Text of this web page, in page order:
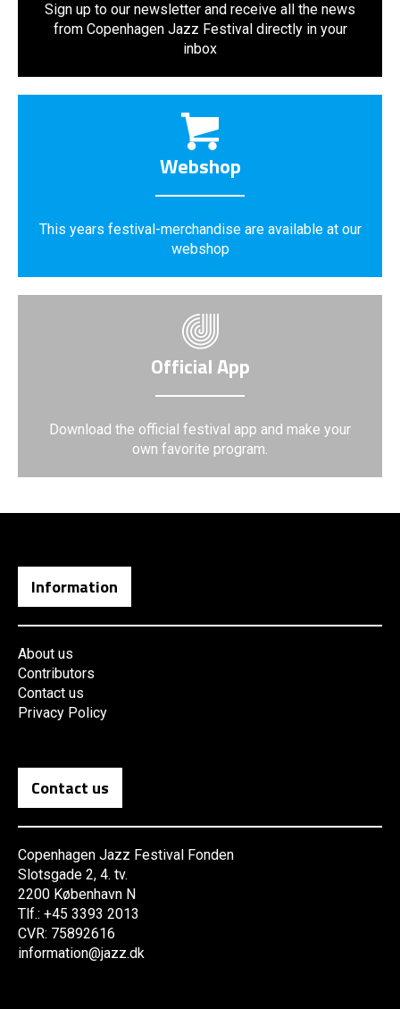
Sign up to our newsletter and receive all the news
from Copenhagen Jazz Festival directly in your
inbox
Webshop
This years festival-merchandise are available at our
webshop
Official App
Download the official festival app and make your
own favorite program.
Information
About us
Contributors
Contact us
Privacy Policy
Contact us
Copenhagen Jazz Festival Fonden
Slotsgade 2, 4. tv.
2200 København N
Tlf.: +45 3393 2013
CVR: 75892616
information@jazz.dk